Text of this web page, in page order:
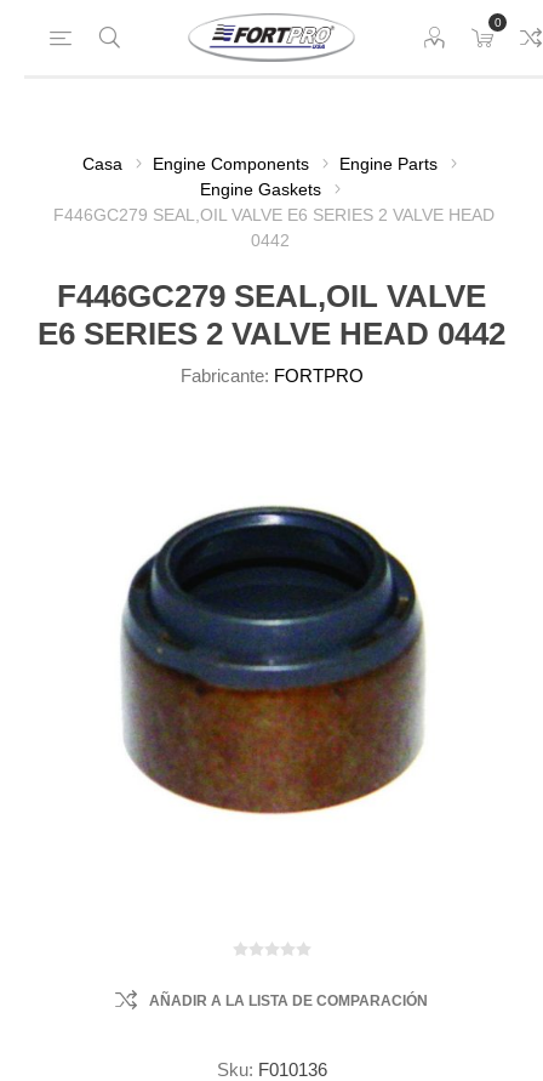
0
Casa Engine Components
Engine Parts
Engine Gaskets
F446GC279 SEAL,OIL VALVE E6 SERIES 2 VALVE HEAD
0442
F446GC279 SEAL,OIL VALVE
E6 SERIES 2 VALVE HEAD 0442
Fabricante: FORTPRO
AÑADIR A LA LISTA DE COMPARACIÓN
Sku: F010136